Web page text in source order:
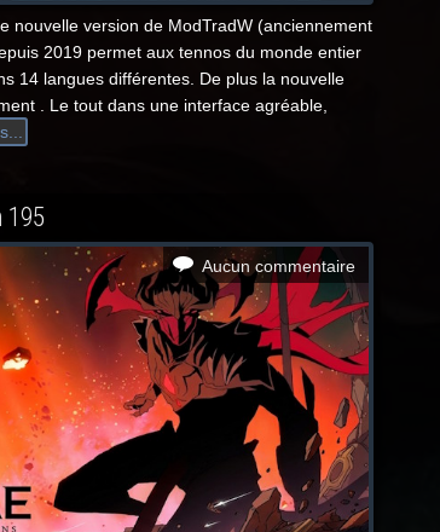
nouvelle version de ModTradW (anciennement
2019 permet aux tennos du monde entier
14 langues différentes. De plus la nouvelle
. Le tout dans une interface agréable,
195
Aucun commentaire